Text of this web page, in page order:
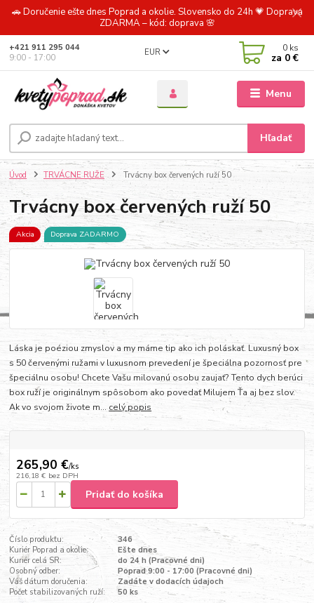
🚗 Doručenie ešte dnes Poprad a okolie. Slovensko do 24h 💗 Doprava
ZDARMA – kód: doprava 🌸
Menu
EUR
Hľadať
+421 911 295 044
9:00 - 17:00
0 ks
za 0 €
Úvod TRVÁCNE RUŽE Trvácny box červených ruží 50
Trvácny box červených ruží 50
Akcia Doprava ZADARMO
Láska je poéziou zmyslov a my máme tip ako ich poláskať. Luxusný box
s 50 červenými ružami v luxusnom prevedení je špeciálna pozornosť pre
špeciálnu osobu! Chcete Vašu milovanú osobu zaujať? Tento dych berúci
box ruží je originálnym spôsobom ako povedať Milujem Ťa aj bez slov.
Ak vo svojom živote m... celý popis
265,90 €/ks
216,18 € bez DPH
Pridať do košíka
Číslo produktu:
346
Kuriér Poprad a okolie:
Ešte dnes
Kuriér celá SR:
do 24 h (Pracovné dni)
Osobný odber:
Poprad 9:00 - 17:00 (Pracovné dni)
Váš dátum doručenia:
Zadáte v dodacích údajoch
Počet stabilizovaných ruží:
50 ks